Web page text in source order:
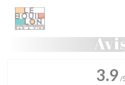
Personnalisation de vos choix en
3.9 /